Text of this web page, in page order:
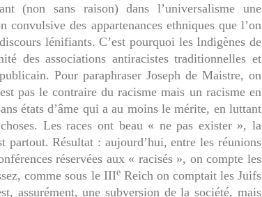
(non sans raison) dans l’universalisme une
des appartenances ethniques que l’on
lénifiants. C’est pourquoi les Indigènes de
des associations antiracistes traditionnelles et
Pour paraphraser Joseph de Maistre, on
pas le contraire du racisme mais un racisme en
états d’âme qui a au moins le mérite, en luttant
Les races ont beau « ne pas exister », la
partout. Résultat : aujourd’hui, entre les réunions
réservées aux « racisés », on compte les
comme sous le IIIeReich on comptait les Juifs
assurément, une subversion de la société, mais